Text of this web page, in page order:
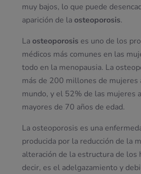
muy bajos, lo que puede
aparición de la osteoporosis.
La osteoporosis es uno de los
médicos más comunes en las
todo en la menopausia. La
más de 200 millones de
mundo, y el 52% de las mujeres
mayores de 70 años de edad.
La osteoporosis es una
producida por la reducción de la
alteración de la estructura de los
decir, es el adelgazamiento y